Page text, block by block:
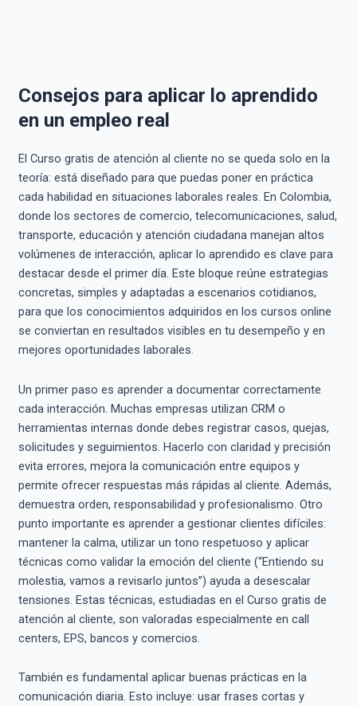
Consejos para aplicar lo aprendido
en un empleo real
El Curso gratis de atención al cliente no se queda solo en la
teoría: está diseñado para que puedas poner en práctica
cada habilidad en situaciones laborales reales. En Colombia,
donde los sectores de comercio, telecomunicaciones, salud,
transporte, educación y atención ciudadana manejan altos
volúmenes de interacción, aplicar lo aprendido es clave para
destacar desde el primer día. Este bloque reúne estrategias
concretas, simples y adaptadas a escenarios cotidianos,
para que los conocimientos adquiridos en los cursos online
se conviertan en resultados visibles en tu desempeño y en
mejores oportunidades laborales.
Un primer paso es aprender a documentar correctamente
cada interacción. Muchas empresas utilizan CRM o
herramientas internas donde debes registrar casos, quejas,
solicitudes y seguimientos. Hacerlo con claridad y precisión
evita errores, mejora la comunicación entre equipos y
permite ofrecer respuestas más rápidas al cliente. Además,
demuestra orden, responsabilidad y profesionalismo. Otro
punto importante es aprender a gestionar clientes difíciles:
mantener la calma, utilizar un tono respetuoso y aplicar
técnicas como validar la emoción del cliente (“Entiendo su
molestia, vamos a revisarlo juntos”) ayuda a desescalar
tensiones. Estas técnicas, estudiadas en el Curso gratis de
atención al cliente, son valoradas especialmente en call
centers, EPS, bancos y comercios.
También es fundamental aplicar buenas prácticas en la
comunicación diaria. Esto incluye: usar frases cortas y